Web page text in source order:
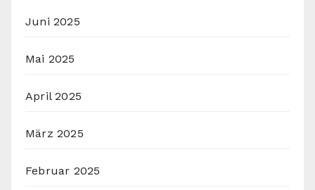
Juni 2025
Mai 2025
April 2025
März 2025
Februar 2025